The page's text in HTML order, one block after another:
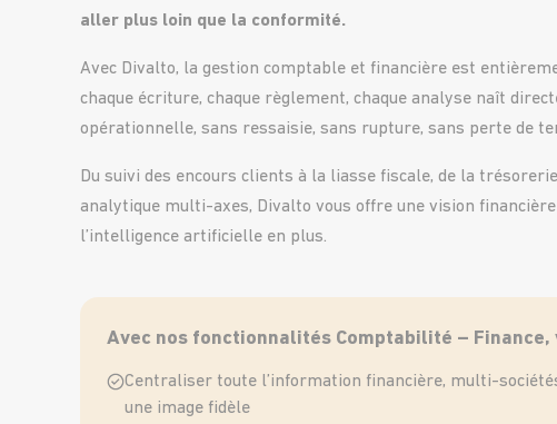
aller plus loin que la conformité.
Avec Divalto, la gestion comptable et financière est
chaque écriture, chaque règlement, chaque analyse naît
opérationnelle, sans ressaisie, sans rupture, sans perte de
Du suivi des encours clients à la liasse fiscale, de la
analytique multi-axes, Divalto vous offre une vision
l’intelligence artificielle en plus.
Avec nos fonctionnalités Comptabilité – Finance,
Centraliser toute l’information financière, multi-
une image fidèle